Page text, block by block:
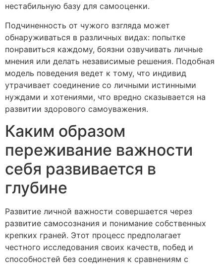
нестабильную базу для самооценки.
Подчиненность от чужого взгляда может
обнаруживаться в различных видах: попытке
понравиться каждому, боязни озвучивать личные
мнения или делать независимые решения. Подобная
модель поведения ведет к тому, что индивид
утрачивает соединение со личными истинными
нуждами и хотениями, что вредно сказывается на
развитии здорового самоуважения.
Каким образом
переживание важности
себя развивается в
глубине
Развитие личной важности совершается через
развитие самосознания и понимание собственных
крепких граней. Этот процесс предполагает
честного исследования своих качеств, побед и
способностей без соединения к сравнениям с